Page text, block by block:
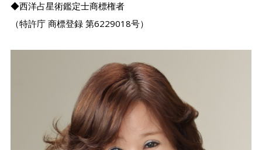
◆西洋占星術鑑定士商標権者
（特許庁 商標登録 第6229018号）